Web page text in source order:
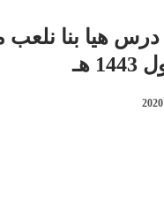
هيا بنا نلعب
هـ